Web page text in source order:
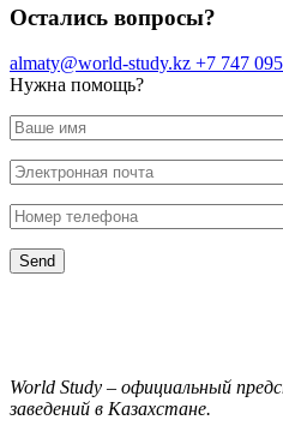
Остались вопросы?
almaty@world-study.kz +7 747
Нужна помощь?
World Study – официальный
заведений в Казахстане.